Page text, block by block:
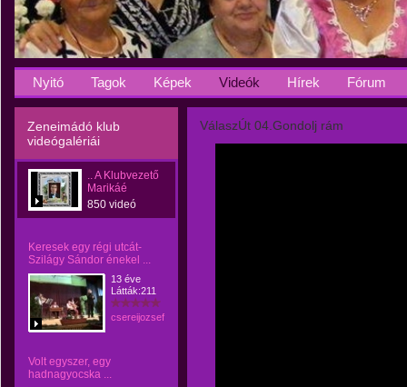
Nyitó Tagok Képek Videók Hírek Fórum
Zeneimádó klub
videógalériái
.. A Klubvezető
Marikáé
850 videó
Keresek egy régi utcát-
Szilágy Sándor énekel ...
13 éve
Látták:211
csereijozsef
Volt egyszer, egy
hadnagyocska ...
VálaszÚt 04.Gondolj rám